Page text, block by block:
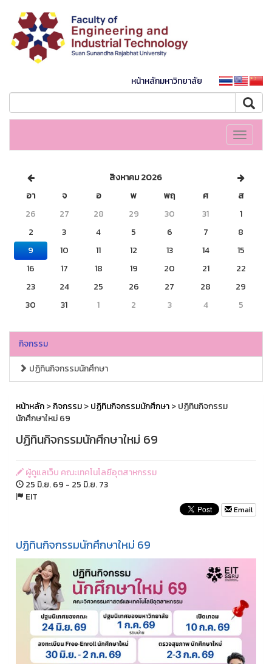
หน้าหลักมหาวิทยาลัย
Toggle
สิงหาคม 2026
อา
จ อ พ พฤ ศ
ส
26
27 28 29 30 31
1
2
3 4 5 6 7
8
9
10 11 12 13 14
15
16
17 18 19 20 21
22
23
24 25 26 27 28
29
30
31 1 2 3 4 5
กิจกรรม
ปฏิทินกิจกรรมนักศึกษา
หน้าหลัก>กิจกรรม>ปฏิทินกิจกรรมนักศึกษา> ปฏิทินกิจกรรม
นักศึกษาใหม่ 69
ปฏิทินกิจกรรมนักศึกษาใหม่ 69
ผู้ดูแลเว็บ คณะเทคโนโลยีอุตสาหกรรม
25 มิ.ย. 69 - 25 มิ.ย. 73
EIT
Email
ปฏิทินกิจกรรมนักศึกษาใหม่ 69